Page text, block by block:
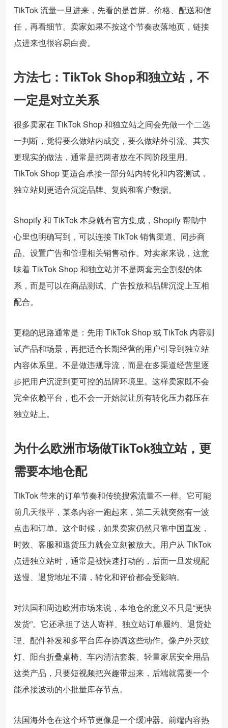
TikTok 流量一旦进来，先看的是首屏、价格、配送和信
任，再看细节。卖家如果不按这个节奏改落地页，链接
点进来也很容易白费。
方法七：TikTok Shop和独立站，不
一定是对立关系
很多卖家在 TikTok Shop 和独立站之间会先做一个二选
一判断，觉得要么做站内成交，要么做站外引流。其实
更现实的做法，通常是把两者放在不同阶段里用。
TikTok Shop 更适合承接一部分站内转化和内容测试，
独立站则更适合沉淀品牌、复购和客户数据。
Shopify 和 TikTok 本身就有官方集成，Shopify 帮助中
心里也明确写到，可以连接 TikTok 销售渠道、同步商
品、设置广告和管理相关销售动作。对卖家来说，这意
味着 TikTok Shop 和独立站并不是两套完全割裂的体
系，而是可以在商品测试、广告投放和品牌沉淀上互相
配合。
更稳的思路通常是：先用 TikTok Shop 或 TikTok 内容测
试产品和场景，再把适合长期经营的用户引导到独立站
内容体系里。不是做违规导流，而是在多渠道经营里逐
步把用户沉淀到更可控的品牌环境里。这样卖家既不会
完全依赖平台，也不会一开始就让所有转化压力都压在
独立站上。
为什么欧洲市场做TikTok独立站，更
需要本地仓配
TikTok 带来的订单节奏和传统搜索流量不一样。它可能
前几天很平，某条内容一跑起来，第二天就突然有一波
点击和订单。这个时候，如果卖家仍然只靠中国直发，
时效、客服和退货压力就会立刻被放大。用户从 TikTok
点进独立站时，通常是被快速打动的，后面一旦发现配
送慢、退货地址不清，转化和评价都会受影响。
对法国和周边欧洲市场来说，本地仓的意义不只是“更快
发货”。它还承担了达人寄样、独立站订单履约、退货处
理、配件补发和多平台库存协调这些动作。像户外灭蚊
灯、阳台折叠桌椅、车内清洁套装、轻量家居安全用品
这类产品，只要短视频把兴趣带起来，后端就需要一个
能承接波动的小批量库存节点。
法国海外仓在这个环节更像是一个缓冲器。前端内容热